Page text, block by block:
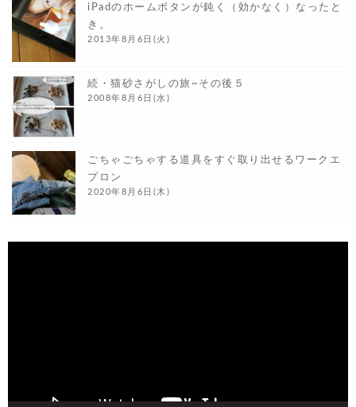
iPadのホームボタンが鈍く（効かなく）なったと
き。
2013年8月6日(火)
続・猫砂さがしの旅~その後５
2008年8月6日(水)
ごちゃごちゃする道具をすぐ取り出せるワークエ
プロン
2020年8月6日(木)